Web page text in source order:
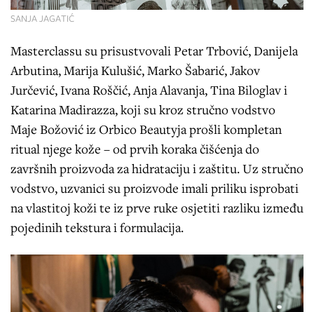
SANJA JAGATIĆ
Masterclassu su prisustvovali Petar Trbović, Danijela
Arbutina, Marija Kulušić, Marko Šabarić, Jakov
Jurčević, Ivana Roščić, Anja Alavanja, Tina Biloglav i
Katarina Madirazza, koji su kroz stručno vodstvo
Maje Božović iz Orbico Beautyja prošli kompletan
ritual njege kože – od prvih koraka čišćenja do
završnih proizvoda za hidrataciju i zaštitu. Uz stručno
vodstvo, uzvanici su proizvode imali priliku isprobati
na vlastitoj koži te iz prve ruke osjetiti razliku između
pojedinih tekstura i formulacija.